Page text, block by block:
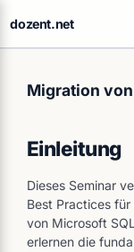
dozent.net
Migration von
Einleitung
Dieses Seminar
Best Practices
von Microsoft
erlernen die